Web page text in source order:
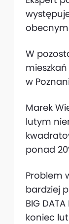
W
w
Marek
lutym
ponad
Problem
bardziej
BIG
koniec